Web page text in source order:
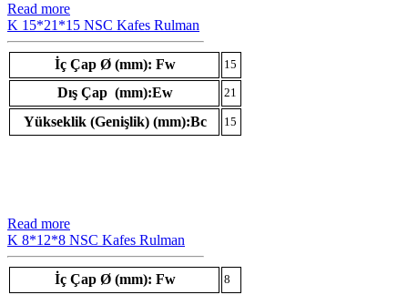
Read more
K 15*21*15 NSC Kafes Rulman
İç Çap Ø (mm): Fw 15
Dış Çap (mm):Ew 21
Yükseklik (Genişlik) (mm):Bc 15
Read more
K 8*12*8 NSC Kafes Rulman
İç Çap Ø (mm): Fw 8